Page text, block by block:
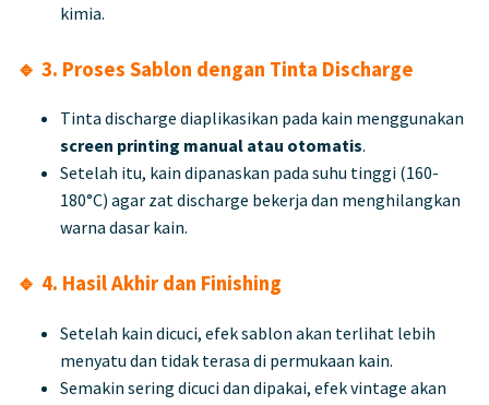
kimia.
🔹 3. Proses Sablon dengan Tinta Discharge
Tinta discharge diaplikasikan pada kain menggunakan
screen printing manual atau otomatis.
Setelah itu, kain dipanaskan pada suhu tinggi (160-
180°C) agar zat discharge bekerja dan menghilangkan
warna dasar kain.
🔹 4. Hasil Akhir dan Finishing
Setelah kain dicuci, efek sablon akan terlihat lebih
menyatu dan tidak terasa di permukaan kain.
Semakin sering dicuci dan dipakai, efek vintage akan